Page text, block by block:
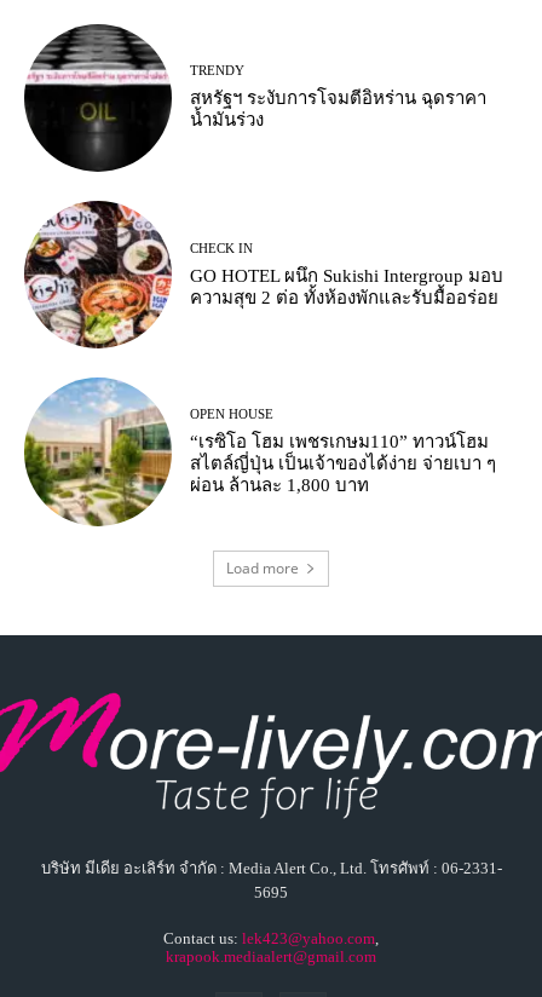
TRENDY
สหรัฐฯ ระงับการโจมตีอิหร่าน ฉุดราคา
น้ำมันร่วง
CHECK IN
GO HOTEL ผนึก Sukishi Intergroup มอบ
ความสุข 2 ต่อ ทั้งห้องพักและรับมื้ออร่อย
OPEN HOUSE
“เรซิโอ โฮม เพชรเกษม110” ทาวน์โฮม
สไตล์ญี่ปุ่น เป็นเจ้าของได้ง่าย จ่ายเบา ๆ
ผ่อน ล้านละ 1,800 บาท
Load more
บริษัท มีเดีย อะเลิร์ท จำกัด : Media Alert Co., Ltd. โทรศัพท์ : 06-2331-
5695
Contact us: lek423@yahoo.com
krapook.mediaalert@gmail.com